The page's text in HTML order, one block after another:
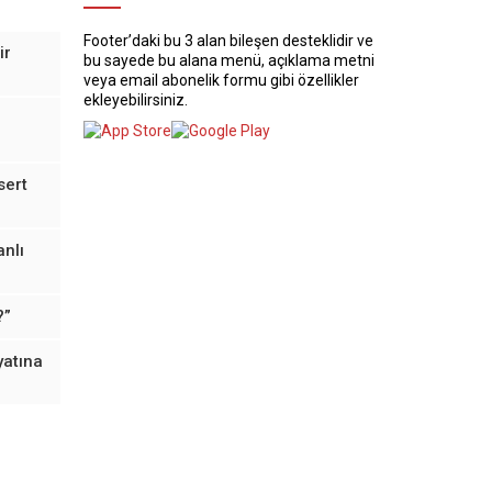
Footer’daki bu 3 alan bileşen desteklidir ve
bu sayede bu alana menü, açıklama metni
veya email abonelik formu gibi özellikler
ekleyebilirsiniz.